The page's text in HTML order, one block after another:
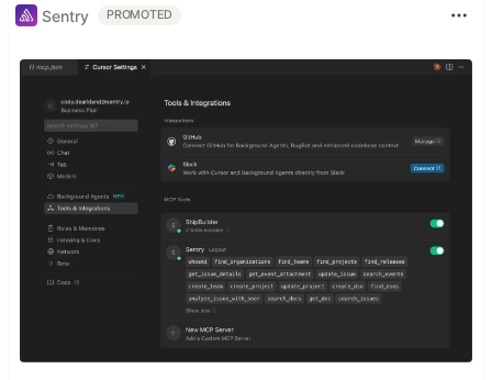
Sentry PROMOTED